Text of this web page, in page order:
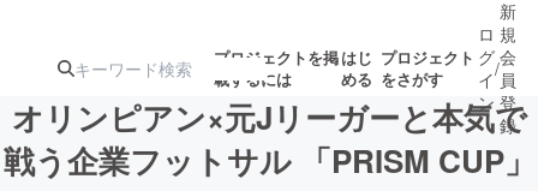
プロジェクトを掲
載するには
はじ
める
プロジェクト
をさがす
ロ
グ
イ
ン
/
新
規
会
員
登
録
オリンピアン×元Jリーガーと本気で
戦う企業フットサル 「PRISM CUP」